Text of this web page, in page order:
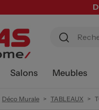
Salons Meubles
Déco Murale TABLEAUX